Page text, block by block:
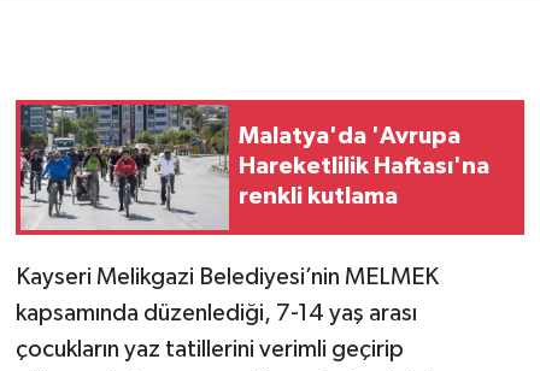
Malatya'da 'Avrupa
Hareketlilik Haftası'na
renkli kutlama
Kayseri Melikgazi Belediyesi’nin MELMEK
kapsamında düzenlediği, 7-14 yaş arası
çocukların yaz tatillerini verimli geçirip